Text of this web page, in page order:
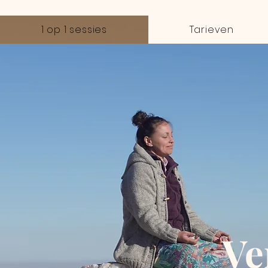
1 op 1 sessies Tarieven
Ve